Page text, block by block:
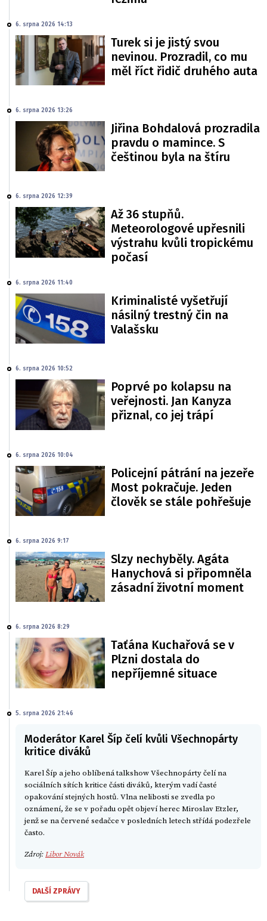
6. srpna 2026 14:13
Turek si je jistý svou
nevinou. Prozradil, co mu
měl říct řidič druhého auta
6. srpna 2026 13:26
Jiřina Bohdalová prozradila
pravdu o mamince. S
češtinou byla na štíru
6. srpna 2026 12:39
Až 36 stupňů.
Meteorologové upřesnili
výstrahu kvůli tropickému
počasí
6. srpna 2026 11:40
Kriminalisté vyšetřují
násilný trestný čin na
Valašsku
6. srpna 2026 10:52
Poprvé po kolapsu na
veřejnosti. Jan Kanyza
přiznal, co jej trápí
6. srpna 2026 10:04
Policejní pátrání na jezeře
Most pokračuje. Jeden
člověk se stále pohřešuje
6. srpna 2026 9:17
Slzy nechyběly. Agáta
Hanychová si připomněla
zásadní životní moment
6. srpna 2026 8:29
Taťána Kuchařová se v
Plzni dostala do
nepříjemné situace
5. srpna 2026 21:46
Moderátor Karel Šíp čelí kvůli Všechnopárty
kritice diváků
Karel Šíp a jeho oblíbená talkshow Všechnopárty čelí na
sociálních sítích kritice části diváků, kterým vadí časté
opakování stejných hostů. Vlna nelibosti se zvedla po
oznámení, že se v pořadu opět objeví herec Miroslav Etzler,
jenž se na červené sedačce v posledních letech střídá podezřele
často.
Zdroj:Libor Novák
DALŠÍ ZPRÁVY